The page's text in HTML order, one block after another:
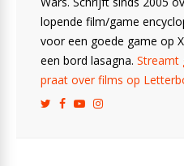
lopende film/game
voor een goede game op
een bord lasagna. Streamt
praat over films op